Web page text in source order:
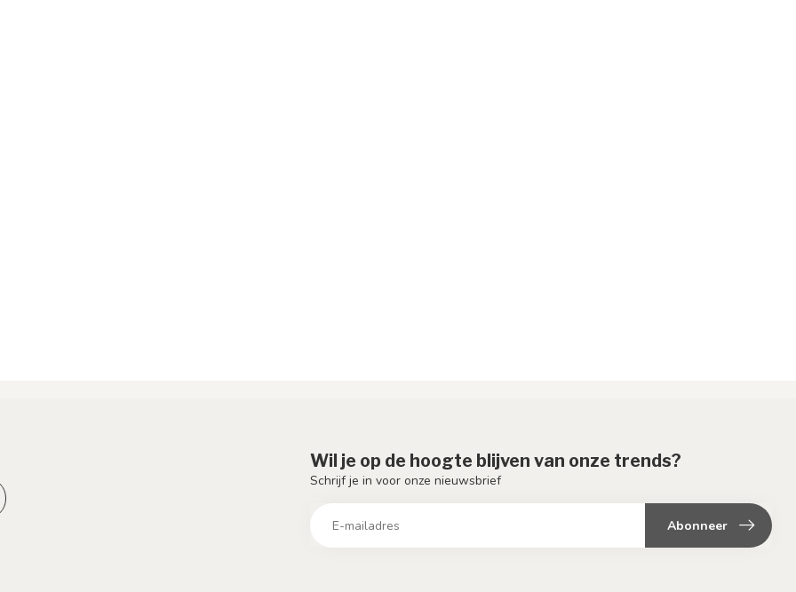
Wil je op de hoogte blijven van onze trends?
Schrijf je in voor onze nieuwsbrief
Abonneer